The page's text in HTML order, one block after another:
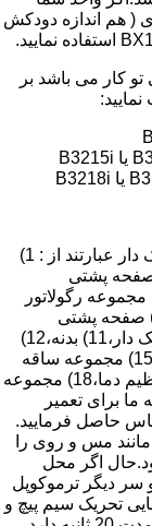
با سایز 10 سانتی متری ( هم اندازه دودکش
شما دارای دودکش 15 سانتی تو کار می باشد بر
قطعات ساختمان آب گرم کن های دیواری شمعک دار عبارتند از : 1)
کلاهک تعدیل جریان دودکش،3) صفحه پشتی
مبدل گرمایی،5) مجموعه مشعل،6) مجموعه رگولاتور
مجموعه رگولاتور آب،8) رویه آبگرمکن،9) صفحه پشتی
آبگرمکن،10) رگولاتور آب در آبگرمکن های شمعک دار،11) بدنه،12)
قاب برنجی،13) شیپوره،14) شیر احتراق آهسته،15) مجموعه ساقه
سوپاپ،16) مجموعه مغزی آب بندی،17) شیر تنظیم دما،18) مجموعه
و … که ما برای تعمیر
حاصل فرمایید.
مس و روی را
اگر محل
سر دیگر ترموکوپل
توانایی تحریک سیم پیچ و